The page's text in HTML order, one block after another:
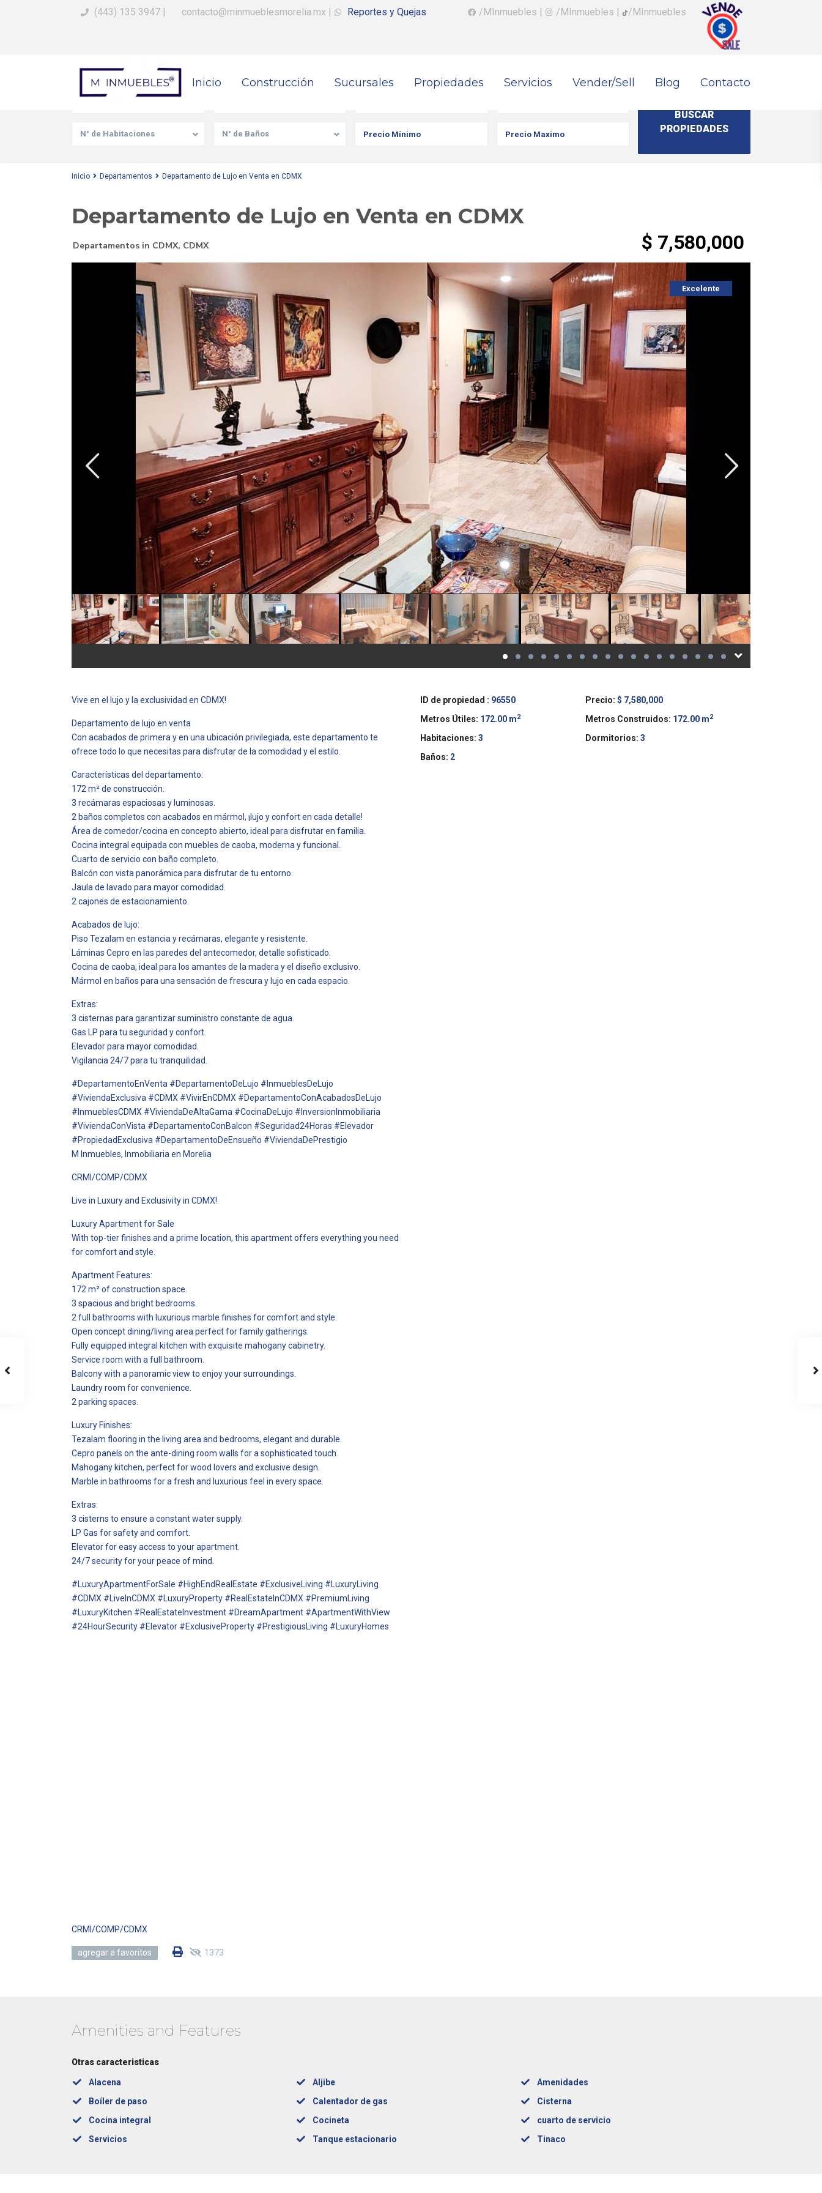
(443) 135 3947 | contacto@minmueblesmorelia.mx | Reportes y Quejas /MInmuebles | /MInmuebles | /MInmuebles
Inicio Construcción Sucursales Propiedades Servicios Vender/Sell Blog Contacto
Busca Tu Propiedad
N° de Habitaciones N° de Baños
Inicio Departamentos Departamento de Lujo en Venta en CDMX
Departamento de Lujo en Venta en CDMX
Departamentos in CDMX, CDMX $ 7,580,000
Excelente
Vive en el lujo y la exclusividad en CDMX!
Departamento de lujo en venta
Con acabados de primera y en una ubicación privilegiada, este departamento te
ofrece todo lo que necesitas para disfrutar de la comodidad y el estilo.
Características del departamento:
172 m² de construcción.
3 recámaras espaciosas y luminosas.
2 baños completos con acabados en mármol, ¡lujo y confort en cada detalle!
Área de comedor/cocina en concepto abierto, ideal para disfrutar en familia.
Cocina integral equipada con muebles de caoba, moderna y funcional.
Cuarto de servicio con baño completo.
Balcón con vista panorámica para disfrutar de tu entorno.
Jaula de lavado para mayor comodidad.
2 cajones de estacionamiento.
Acabados de lujo:
Piso Tezalam en estancia y recámaras, elegante y resistente.
Láminas Cepro en las paredes del antecomedor, detalle sofisticado.
Cocina de caoba, ideal para los amantes de la madera y el diseño exclusivo.
Mármol en baños para una sensación de frescura y lujo en cada espacio.
Extras:
3 cisternas para garantizar suministro constante de agua.
Gas LP para tu seguridad y confort.
Elevador para mayor comodidad.
Vigilancia 24/7 para tu tranquilidad.
#DepartamentoEnVenta #DepartamentoDeLujo #InmueblesDeLujo
#ViviendaExclusiva #CDMX #VivirEnCDMX #DepartamentoConAcabadosDeLujo
#InmueblesCDMX #ViviendaDeAltaGama #CocinaDeLujo #InversionInmobiliaria
#ViviendaConVista #DepartamentoConBalcon #Seguridad24Horas #Elevador
#PropiedadExclusiva #DepartamentoDeEnsueño #ViviendaDePrestigio
M Inmuebles, Inmobiliaria en Morelia
CRMI/COMP/CDMX
Live in Luxury and Exclusivity in CDMX!
Luxury Apartment for Sale
With top-tier finishes and a prime location, this apartment offers everything you need
for comfort and style.
Apartment Features:
172 m² of construction space.
3 spacious and bright bedrooms.
2 full bathrooms with luxurious marble finishes for comfort and style.
Open concept dining/living area perfect for family gatherings.
Fully equipped integral kitchen with exquisite mahogany cabinetry.
Service room with a full bathroom.
Balcony with a panoramic view to enjoy your surroundings.
Laundry room for convenience.
2 parking spaces.
Luxury Finishes:
Tezalam flooring in the living area and bedrooms, elegant and durable.
Cepro panels on the ante-dining room walls for a sophisticated touch.
Mahogany kitchen, perfect for wood lovers and exclusive design.
Marble in bathrooms for a fresh and luxurious feel in every space.
Extras:
3 cisterns to ensure a constant water supply.
LP Gas for safety and comfort.
Elevator for easy access to your apartment.
24/7 security for your peace of mind.
#LuxuryApartmentForSale #HighEndRealEstate #ExclusiveLiving #LuxuryLiving
#CDMX #LiveInCDMX #LuxuryProperty #RealEstateInCDMX #PremiumLiving
#LuxuryKitchen #RealEstateInvestment #DreamApartment #ApartmentWithView
#24HourSecurity #Elevator #ExclusiveProperty #PrestigiousLiving #LuxuryHomes
CRMI/COMP/CDMX
agregar a favoritos 1373
ID de propiedad : 96550 Precio: $ 7,580,000
Metros Útiles: 172.00 m2 Metros Construidos: 172.00 m2
Habitaciones: 3 Dormitorios: 3
Baños: 2
Amenities and Features
Otras caracteristicas
Alacena Aljibe
Amenidades
Boíler de paso
Calentador de gas
Cisterna
Cocina integral
Cocineta
cuarto de servicio
Servicios
Tanque estacionario Tinaco